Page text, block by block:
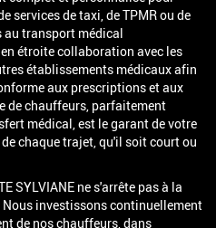
services de taxi, de TPMR ou de
au transport médical
étroite collaboration avec les
établissements médicaux afin
aux prescriptions et aux
de chauffeurs, parfaitement
médical, est le garant de votre
chaque trajet, qu'il soit court ou
SYLVIANE ne s'arrête pas à la
investissons continuellement
de nos chauffeurs, dans